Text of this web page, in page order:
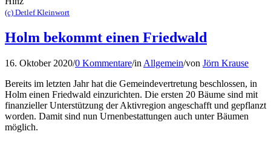
(c) Detlef Kleinwort
Holm bekommt einen Friedwald
16. Oktober 2020/0 Kommentare/in Allgemein/von Jörn Krause
Bereits im letzten Jahr hat die Gemeindevertretung beschlossen, in
Holm einen Friedwald einzurichten. Die ersten 20 Bäume sind mit
finanzieller Unterstützung der Aktivregion angeschafft und gepflanzt
worden. Damit sind nun Urnenbestattungen auch unter Bäumen
möglich.